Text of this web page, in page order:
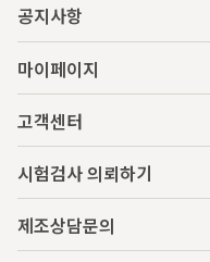
공지사항
마이페이지
고객센터
시험검사 의뢰하기
제조상담문의